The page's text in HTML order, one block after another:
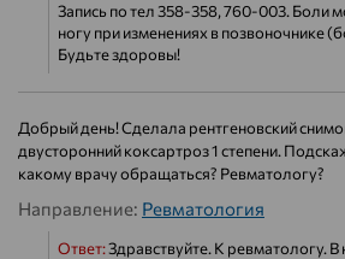
Запись по тел 358-358, 760-003. Боли
ногу при изменениях в позвоночнике
Будьте здоровы!
Добрый день! Сделала рентгеновский
двусторонний коксартроз 1 степени.
какому врачу обращаться? Ревматологу?
Направление: Ревматология
Ответ:Здравствуйте. К ревматологу.